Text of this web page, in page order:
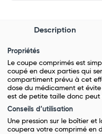
Description
Propriétés
Le coupe comprimés est
coupé en deux parties qui
compartiment prévu à cet
dose du médicament et
est de petite taille donc
Conseils d’utilisation
Une pression sur le boîtier
coupera votre comprimé en